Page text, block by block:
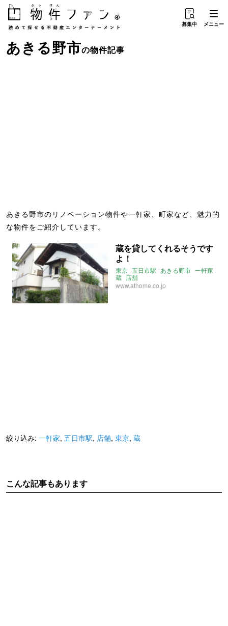
募集中 メニュー
あきる野市の物件記事
あきる野市のリノベーション物件や一軒家、町家など、魅力的
な物件をご紹介しています。
蔵を貸してくれるそうです
よ！
東京 五日市駅 あきる野市 一軒家
蔵 店舗
www.athome.co.jp
絞り込み: 一軒家, 五日市駅, 店舗, 東京, 蔵
こんな記事もあります